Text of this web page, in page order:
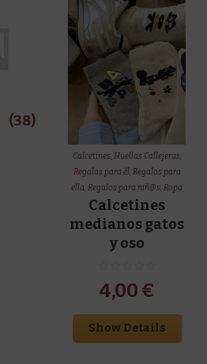
(38)
Calcetines, Huellas Callejeras,
Regalos para él, Regalos para
ella,Regalos para niñ@s,Ropa
Calcetines
medianos gatos
y oso
4,00 €
Show Details